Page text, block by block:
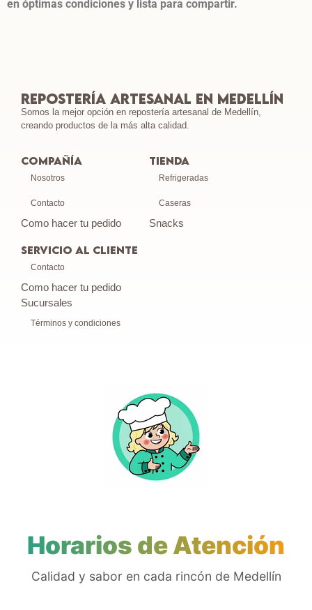
en óptimas condiciones y lista para compartir.
Repostería Artesanal en Medellín
Somos la mejor opción en repostería artesanal de Medellín,
creando productos de la más alta calidad.
Compañía
Nosotros
Contacto
Como hacer tu pedido
Tienda
Refrigeradas
Caseras
Snacks
SERVICIO AL CLIENTE
Contacto
Como hacer tu pedido
Sucursales
Términos y condiciones
Horarios de Atención
Calidad y sabor en cada rincón de Medellín